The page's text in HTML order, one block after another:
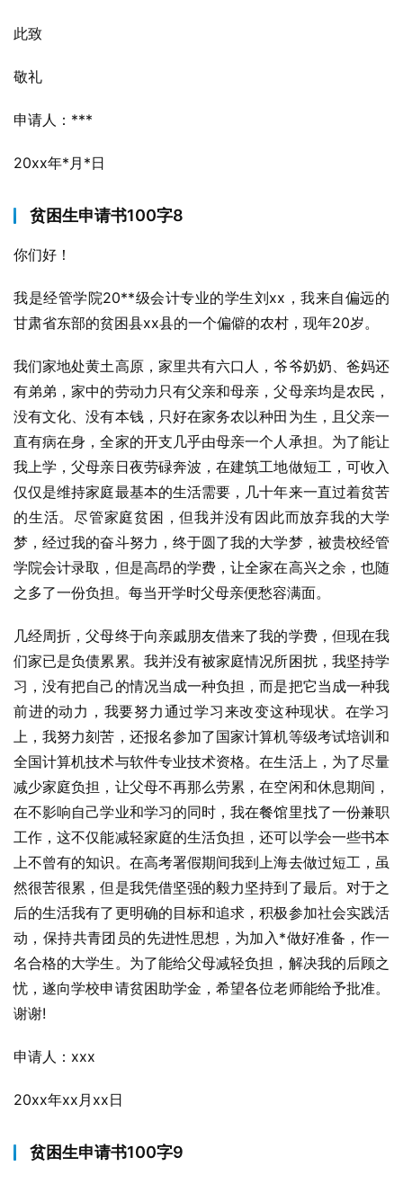
此致
敬礼
申请人：***
20xx年*月*日
贫困生申请书100字8
你们好！
我是经管学院20**级会计专业的学生刘xx，我来自偏远的
甘肃省东部的贫困县xx县的一个偏僻的农村，现年20岁。
我们家地处黄土高原，家里共有六口人，爷爷奶奶、爸妈还
有弟弟，家中的劳动力只有父亲和母亲，父母亲均是农民，
没有文化、没有本钱，只好在家务农以种田为生，且父亲一
直有病在身，全家的开支几乎由母亲一个人承担。为了能让
我上学，父母亲日夜劳碌奔波，在建筑工地做短工，可收入
仅仅是维持家庭最基本的生活需要，几十年来一直过着贫苦
的生活。尽管家庭贫困，但我并没有因此而放弃我的大学
梦，经过我的奋斗努力，终于圆了我的大学梦，被贵校经管
学院会计录取，但是高昂的学费，让全家在高兴之余，也随
之多了一份负担。每当开学时父母亲便愁容满面。
几经周折，父母终于向亲戚朋友借来了我的学费，但现在我
们家已是负债累累。我并没有被家庭情况所困扰，我坚持学
习，没有把自己的情况当成一种负担，而是把它当成一种我
前进的动力，我要努力通过学习来改变这种现状。在学习
上，我努力刻苦，还报名参加了国家计算机等级考试培训和
全国计算机技术与软件专业技术资格。在生活上，为了尽量
减少家庭负担，让父母不再那么劳累，在空闲和休息期间，
在不影响自己学业和学习的同时，我在餐馆里找了一份兼职
工作，这不仅能减轻家庭的生活负担，还可以学会一些书本
上不曾有的知识。在高考署假期间我到上海去做过短工，虽
然很苦很累，但是我凭借坚强的毅力坚持到了最后。对于之
后的生活我有了更明确的目标和追求，积极参加社会实践活
动，保持共青团员的先进性思想，为加入*做好准备，作一
名合格的大学生。为了能给父母减轻负担，解决我的后顾之
忧，遂向学校申请贫困助学金，希望各位老师能给予批准。
谢谢!
申请人：xxx
20xx年xx月xx日
贫困生申请书100字9